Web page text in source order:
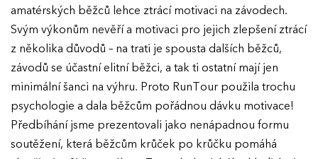
amatérských běžců lehce ztrácí motivaci na závodech.
Svým výkonům nevěří a motivaci pro jejich zlepšení ztrácí
z několika důvodů – na trati je spousta dalších běžců,
závodů se účastní elitní běžci, a tak ti ostatní mají jen
minimální šanci na výhru. Proto RunTour použila trochu
psychologie a dala běžcům pořádnou dávku motivace!
Předbíhání jsme prezentovali jako nenápadnou formu
soutěžení, která běžcům krůček po krůčku pomáhá